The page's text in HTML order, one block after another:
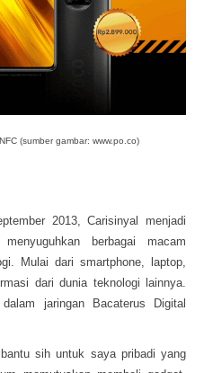
(sumber gambar: www.po.co)
2013, Carisinyal menjadi
berbagai macam
Mulai dari smartphone, laptop,
dari dunia teknologi lainnya.
jaringan Bacaterus Digital
sih untuk saya pribadi yang